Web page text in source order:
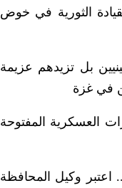
الثورية في خوض
بل تزيدهم عزيمة
في غزة
العسكرية المفتوحة
اعتبر وكيل المحافظة